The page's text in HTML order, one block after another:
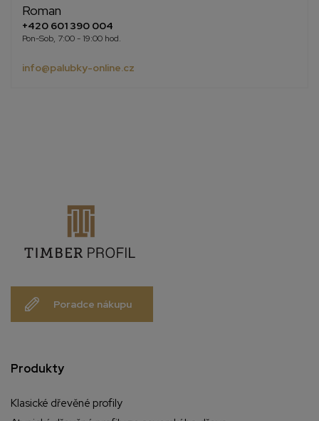
Roman
+420 601 390 004
Pon-Sob, 7:00 - 19:00 hod.
info@palubky-online.cz
Poradce nákupu
Produkty
Klasické dřevěné profily